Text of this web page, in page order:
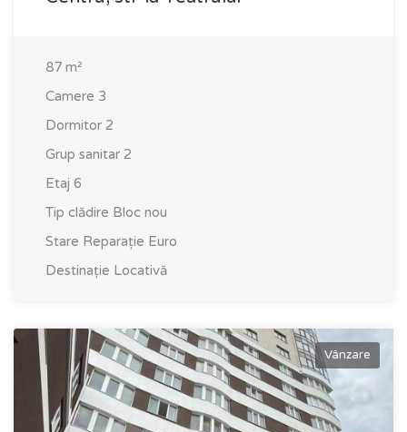
87 m²
Camere 3
Dormitor 2
Grup sanitar 2
Etaj 6
Tip clădire Bloc nou
Stare Reparație Euro
Destinație Locativă
Vânzare